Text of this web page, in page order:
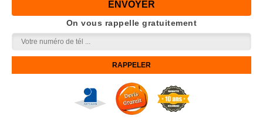
On vous rappelle gratuitement